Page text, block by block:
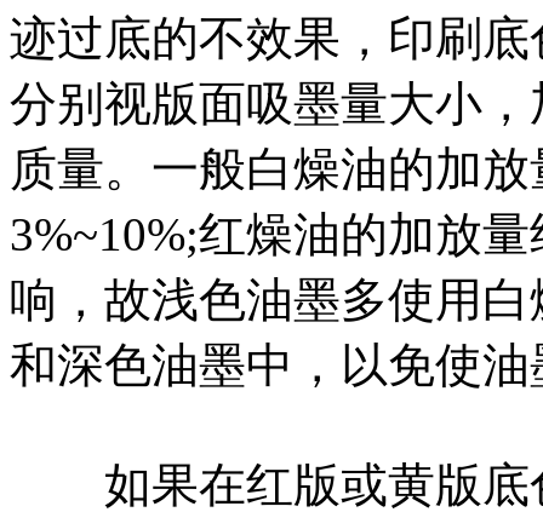
迹过底的不效果，印刷
分别视版面吸墨量大小
质量。一般白燥油的加
3%~10%;红燥油的加放
响，故浅色油墨多使用
和深色油墨中，以免使
如果在红版或黄版底